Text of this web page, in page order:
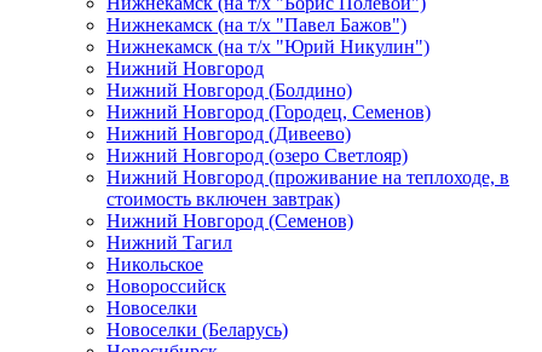
Нижнекамск (на т/х "Павел Бажов")
Нижнекамск (на т/х "Юрий Никулин")
Нижний Новгород
Нижний Новгород (Болдино)
Нижний Новгород (Городец, Семенов)
Нижний Новгород (Дивеево)
Нижний Новгород (озеро Светлояр)
Нижний Новгород (проживание на теплоходе, в
стоимость включен завтрак)
Нижний Новгород (Семенов)
Нижний Тагил
Никольское
Новороссийск
Новоселки
Новоселки (Беларусь)